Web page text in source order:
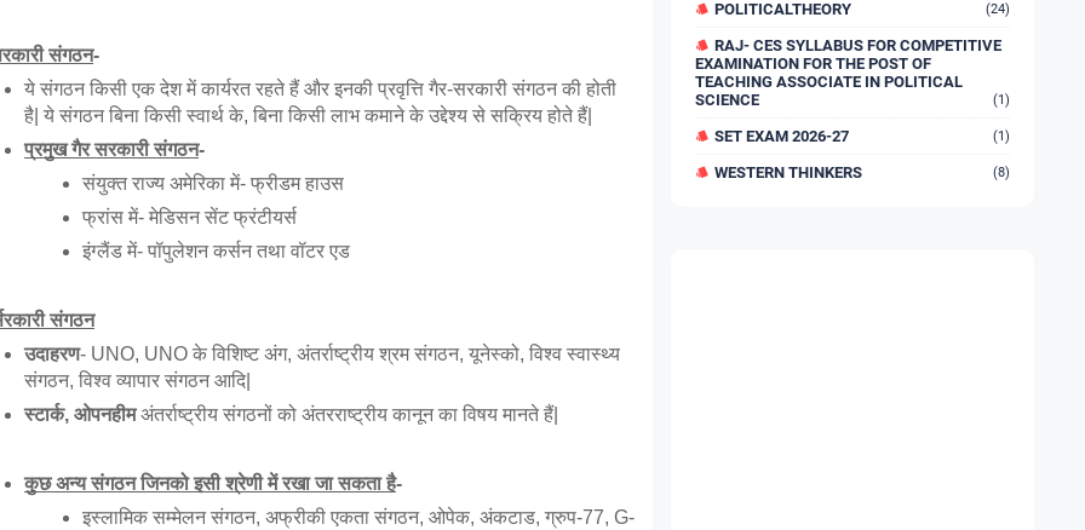
संगठन-
ये संगठन किसी एक देश में कार्यरत रहते हैं और इनकी प्रवृत्ति गैर-सरकारी संगठन की होती
है| ये संगठन बिना किसी स्वार्थ के, बिना किसी लाभ कमाने के उद्देश्य से सक्रिय होते हैं|
प्रमुख गैर सरकारी संगठन-
संयुक्त राज्य अमेरिका में- फ्रीडम हाउस
फ्रांस में- मेडिसन सेंट फ्रंटीयर्स
इंग्लैंड में- पॉपुलेशन कर्सन तथा वॉटर एड
संगठन
उदाहरण- UNO, UNO के विशिष्ट अंग, अंतर्राष्ट्रीय श्रम संगठन, यूनेस्को, विश्व स्वास्थ्य
संगठन, विश्व व्यापार संगठन आदि|
स्टार्क, ओपनहीम अंतर्राष्ट्रीय संगठनों को अंतरराष्ट्रीय कानून का विषय मानते हैं|
कुछ अन्य संगठन जिनको इसी श्रेणी में रखा जा सकता है-
इस्लामिक सम्मेलन संगठन, अफ्रीकी एकता संगठन, ओपेक, अंकटाड, ग्रुप-77, G-
POLITICALTHEORY (24)
RAJ- CES SYLLABUS FOR COMPETITIVE
EXAMINATION FOR THE POST OF
TEACHING ASSOCIATE IN POLITICAL
SCIENCE
(1)
SET EXAM 2026-27 (1)
WESTERN THINKERS (8)